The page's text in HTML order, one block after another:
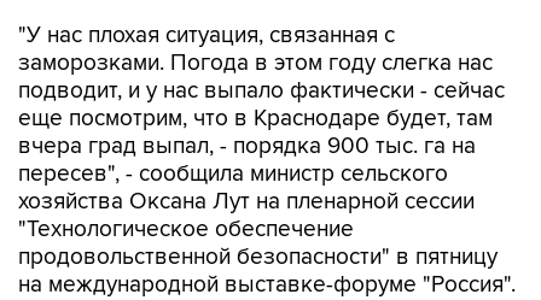
"У нас плохая ситуация, связанная с
заморозками. Погода в этом году слегка нас
подводит, и у нас выпало фактически - сейчас
еще посмотрим, что в Краснодаре будет, там
вчера град выпал, - порядка 900 тыс. га на
пересев", - сообщила министр сельского
хозяйства Оксана Лут на пленарной сессии
"Технологическое обеспечение
продовольственной безопасности" в пятницу
на международной выставке-форуме "Россия".